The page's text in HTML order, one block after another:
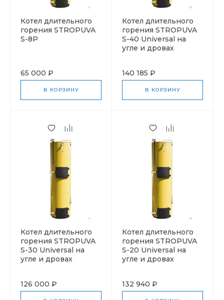
Котел длительного
горения STROPUVA
S-8Р
65 000 ₽
В КОРЗИНУ
Котел длительного
горения STROPUVA
S-40 Universal на
угле и дровах
140 185 ₽
В КОРЗИНУ
Котел длительного
горения STROPUVA
S-30 Universal на
угле и дровах
126 000 ₽
Котел длительного
горения STROPUVA
S-20 Universal на
угле и дровах
132 940 ₽